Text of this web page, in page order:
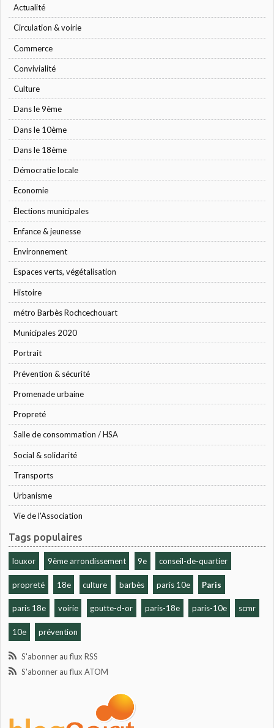
Actualité
Circulation & voirie
Commerce
Convivialité
Culture
Dans le 9ème
Dans le 10ème
Dans le 18ème
Démocratie locale
Economie
Élections municipales
Enfance & jeunesse
Environnement
Espaces verts, végétalisation
Histoire
métro Barbès Rochcechouart
Municipales 2020
Portrait
Prévention & sécurité
Promenade urbaine
Propreté
Salle de consommation / HSA
Social & solidarité
Transports
Urbanisme
Vie de l'Association
Tags populaires
louxor 9ème arrondissement 9e conseil-de-quartier
propreté 18e culture barbès paris 10e Paris
paris 18e voirie goutte-d-or paris-18e paris-10e scmr
10e prévention
S'abonner au flux RSS
S'abonner au flux ATOM